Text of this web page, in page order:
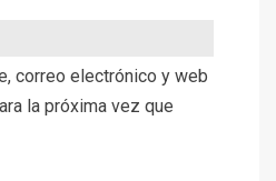
correo electrónico y web
la próxima vez que